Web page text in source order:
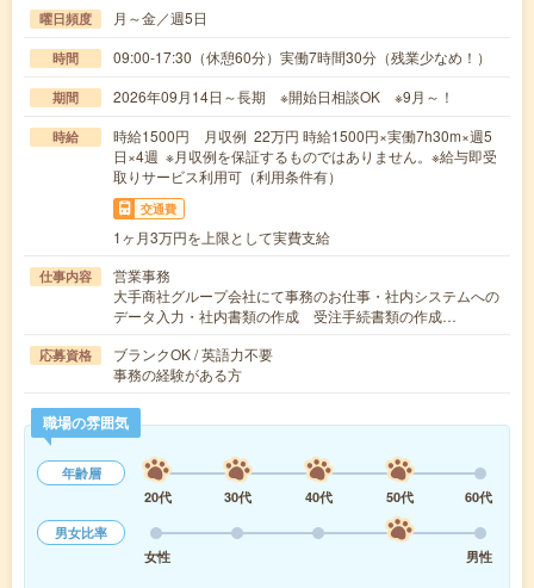
曜日頻度 月～金／週5日
時間 09:00-17:30（休憩60分）実働7時間30分（残業少なめ！）
期間 2026年09月14日～長期 ※開始日相談OK ※9月～！
時給
時給1500円 月収例 22万円 時給1500円×実働7h30m×週5
日×4週 ※月収例を保証するものではありません。※給与即受
取りサービス利用可（利用条件有）
交通費
1ヶ月3万円を上限として実費支給
仕事内容
営業事務
大手商社グループ会社にて事務のお仕事・社内システムへの
データ入力・社内書類の作成 受注手続書類の作成…
応募資格
ブランクOK / 英語力不要
事務の経験がある方
職場の雰囲気
年齢層
20代
30代 40代 50代
60代
男女比率
女性
男性